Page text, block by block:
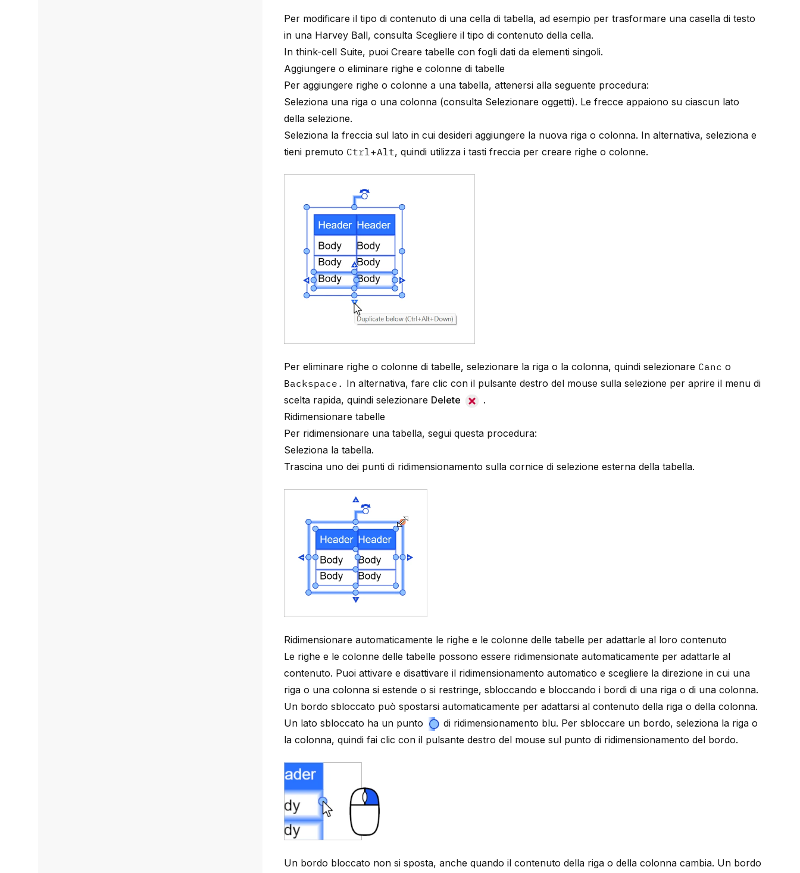
Per modificare il tipo di contenuto di una cella di tabella, ad esempio per trasformare una casella di testo
in una Harvey Ball, consulta Scegliere il tipo di contenuto della cella.
Inthink-cell Suite, puoiCreare tabelle con fogli dati da elementi singoli.
Aggiungere o eliminare righe e colonne di tabelle
Per aggiungere righe o colonne a una tabella, attenersi alla seguente procedura:
Seleziona una riga o una colonna (consulta Selezionare oggetti). Le frecce appaiono su ciascun lato
della selezione.
Seleziona la freccia sul lato in cui desideri aggiungere la nuova riga o colonna. In alternativa, seleziona e
tieni premuto Ctrl+Alt, quindi utilizza i tasti freccia per creare righe o colonne.
Per eliminare righe o colonne di tabelle, selezionare la riga o la colonna, quindi selezionare Canc o
Backspace. In alternativa, fare clic con il pulsante destro del mouse sulla selezione per aprire il menu di
scelta rapida, quindi selezionare Delete
.
Ridimensionare tabelle
Per ridimensionare una tabella, segui questa procedura:
Seleziona la tabella.
Trascina uno dei punti di ridimensionamento sulla cornice di selezione esterna della tabella.
Ridimensionare automaticamente le righe e le colonne delle tabelle per adattarle al loro contenuto
Le righe e le colonne delle tabelle possono essere ridimensionate automaticamente per adattarle al
contenuto. Puoi attivare e disattivare il ridimensionamento automatico e scegliere la direzione in cui una
riga o una colonna si estende o si restringe, sbloccando e bloccando i bordi di una riga o di una colonna.
Un bordo sbloccato può spostarsi automaticamente per adattarsi al contenuto della riga o della colonna.
Un lato sbloccato ha un punto di ridimensionamento blu. Per sbloccare un bordo, seleziona la riga o
la colonna, quindi fai clic con il pulsante destro del mouse sul punto di ridimensionamento del bordo.
Un bordo bloccato non si sposta, anche quando il contenuto della riga o della colonna cambia. Un bordo